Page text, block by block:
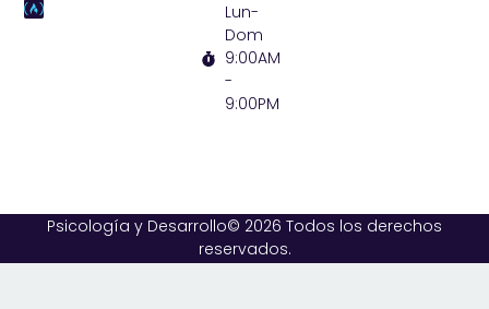
Lun-
Dom
9:00AM
-
9:00PM
Psicología y Desarrollo© 2026 Todos los derechos
reservados.